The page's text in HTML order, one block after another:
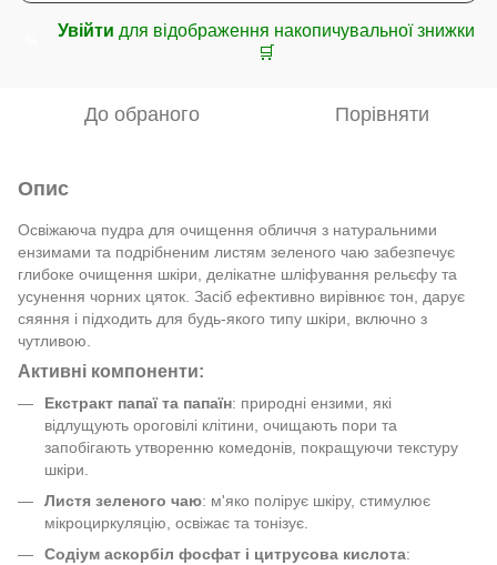
Увійти для відображення накопичувальної знижки
🛒
До обраного Порівняти
Опис
Освіжаюча пудра для очищення обличчя з натуральними
ензимами та подрібненим листям зеленого чаю забезпечує
глибоке очищення шкіри, делікатне шліфування рельєфу та
усунення чорних цяток. Засіб ефективно вирівнює тон, дарує
сяяння і підходить для будь-якого типу шкіри, включно з
чутливою.
Активні компоненти:
Екстракт папаї та папаїн: природні ензими, які
відлущують ороговілі клітини, очищають пори та
запобігають утворенню комедонів, покращуючи текстуру
шкіри.
Листя зеленого чаю: м'яко полірує шкіру, стимулює
мікроциркуляцію, освіжає та тонізує.
Содіум аскорбіл фосфат і цитрусова кислота: